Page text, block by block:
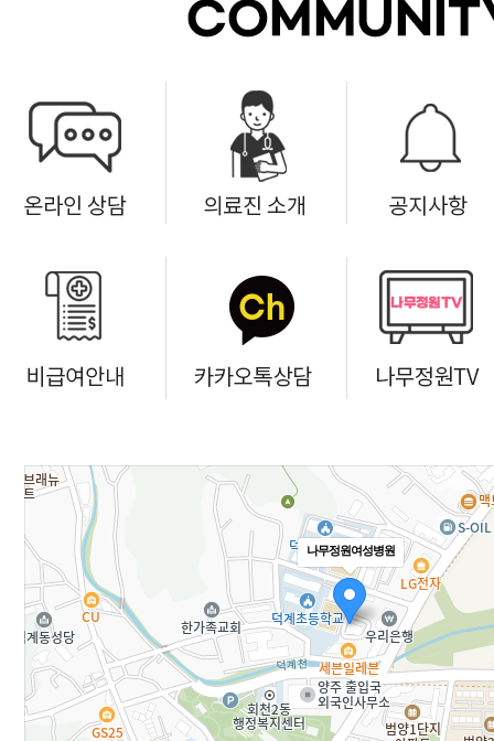
나무정원여성병원